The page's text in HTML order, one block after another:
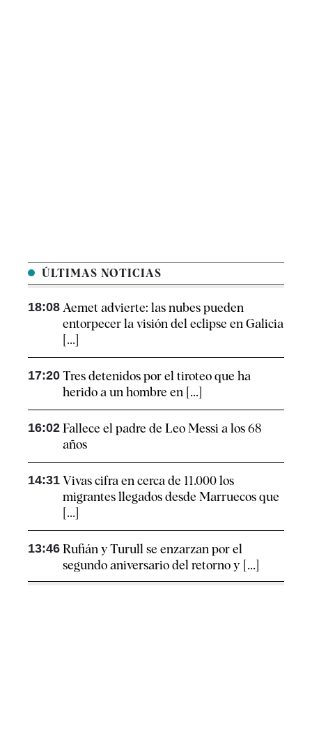
ÚLTIMAS NOTICIAS
18:08 Aemet advierte: las nubes pueden
entorpecer la visión del eclipse en Galicia
[...]
17:20 Tres detenidos por el tiroteo que ha
herido a un hombre en [...]
16:02 Fallece el padre de Leo Messi a los 68
años
14:31 Vivas cifra en cerca de 11.000 los
migrantes llegados desde Marruecos que
[...]
13:46 Rufián y Turull se enzarzan por el
segundo aniversario del retorno y [...]